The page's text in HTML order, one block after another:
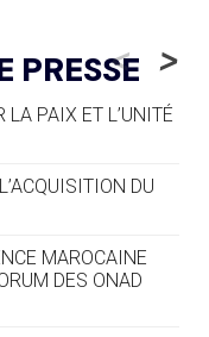
DÉMONTRER
DES JO
DES JO
LES JOJ
PRESSE
<
LA PAIX ET L’UNITÉ
DU
MAROCAINE
DES ONAD
>